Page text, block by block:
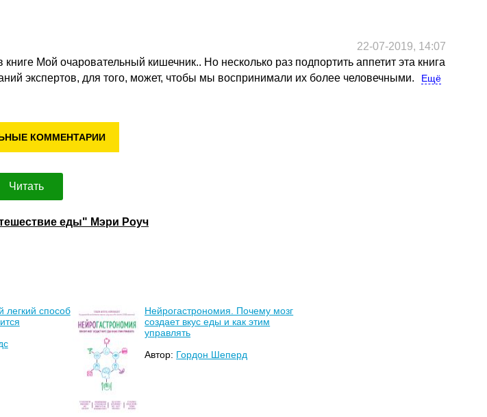
22-07-2019, 14:07
Мой очаровательный кишечник.. Но несколько раз подпортить аппетит эта книга
экспертов, для того, может, чтобы мы воспринимали их более человечными.
Ещё
КОММЕНТАРИИ
Читать
еды" Мэри Роуч
легкий способ
Нейрогастрономия. Почему мозг
создает вкус еды и как этим
управлять
Автор: Гордон Шеперд